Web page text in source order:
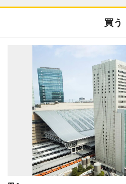
買う